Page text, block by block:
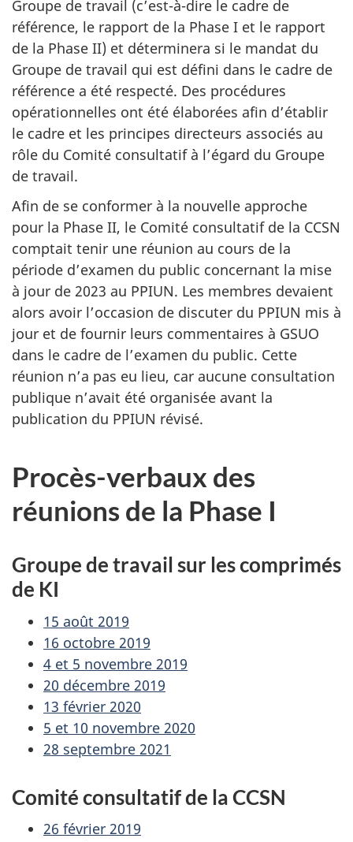
Groupe de travail (c’est-à-dire le cadre de
référence, le rapport de la Phase I et le rapport
de la Phase II) et déterminera si le mandat du
Groupe de travail qui est défini dans le cadre de
référence a été respecté. Des procédures
opérationnelles ont été élaborées afin d’établir
le cadre et les principes directeurs associés au
rôle du Comité consultatif à l’égard du Groupe
de travail.
Afin de se conformer à la nouvelle approche
pour la Phase II, le Comité consultatif de la CCSN
comptait tenir une réunion au cours de la
période d’examen du public concernant la mise
à jour de 2023 au PPIUN. Les membres devaient
alors avoir l’occasion de discuter du PPIUN mis à
jour et de fournir leurs commentaires à GSUO
dans le cadre de l’examen du public. Cette
réunion n’a pas eu lieu, car aucune consultation
publique n’avait été organisée avant la
publication du PPIUN révisé.
Procès-verbaux des
réunions de la Phase I
Groupe de travail sur les comprimés
de KI
15 août 2019
16 octobre 2019
4 et 5 novembre 2019
20 décembre 2019
13 février 2020
5 et 10 novembre 2020
28 septembre 2021
Comité consultatif de la CCSN
26 février 2019